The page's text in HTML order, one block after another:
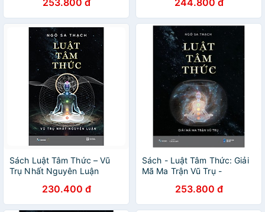
253.800 đ 244.800 đ
Sách Luật Tâm Thức – Vũ
Trụ Nhất Nguyên Luận
230.400 đ
Sách - Luật Tâm Thức: Giải
Mã Ma Trận Vũ Trụ -
253.800 đ